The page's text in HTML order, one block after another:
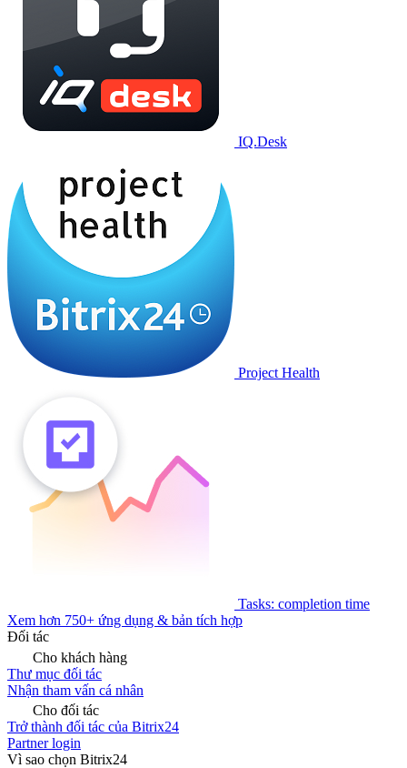
IQ.Desk
Project Health
Tasks: completion time
Xem hơn 750+ ứng dụng & bản tích hợp
Đối tác
Cho khách hàng
Thư mục đối tác
Nhận tham vấn cá nhân
Cho đối tác
Trở thành đối tác của Bitrix24
Partner login
Vì sao chọn Bitrix24